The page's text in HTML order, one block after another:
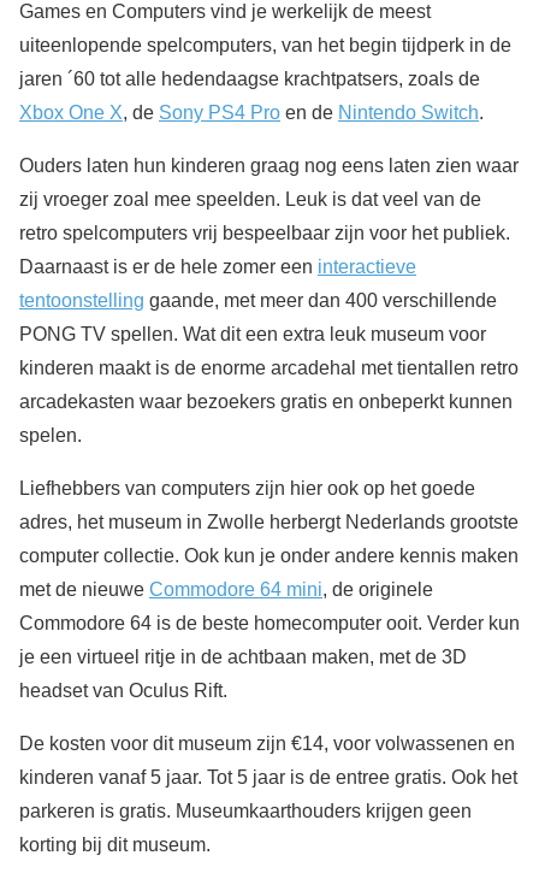
Games en Computers vind je werkelijk de meest
uiteenlopende spelcomputers, van het begin tijdperk in de
jaren ´60 tot alle hedendaagse krachtpatsers, zoals de
Xbox One X, de Sony PS4 Pro en de Nintendo Switch.
Ouders laten hun kinderen graag nog eens laten zien waar
zij vroeger zoal mee speelden. Leuk is dat veel van de
retro spelcomputers vrij bespeelbaar zijn voor het publiek.
Daarnaast is er de hele zomer een interactieve
tentoonstelling gaande, met meer dan 400 verschillende
PONG TV spellen. Wat dit een extra leuk museum voor
kinderen maakt is de enorme arcadehal met tientallen retro
arcadekasten waar bezoekers gratis en onbeperkt kunnen
spelen.
Liefhebbers van computers zijn hier ook op het goede
adres, het museum in Zwolle herbergt Nederlands grootste
computer collectie. Ook kun je onder andere kennis maken
met de nieuwe Commodore 64 mini, de originele
Commodore 64 is de beste homecomputer ooit. Verder kun
je een virtueel ritje in de achtbaan maken, met de 3D
headset van Oculus Rift.
De kosten voor dit museum zijn €14, voor volwassenen en
kinderen vanaf 5 jaar. Tot 5 jaar is de entree gratis. Ook het
parkeren is gratis. Museumkaarthouders krijgen geen
korting bij dit museum.